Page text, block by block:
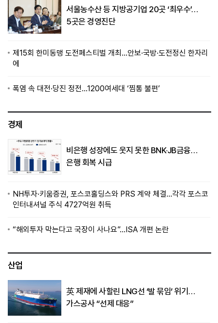
서울농수산 등 지방공기업 20곳 ‘최우수’…
5곳은 경영진단
제15회 한미동맹 도전페스티벌 개최…안보·국방·도전정신 한자리
에
폭염 속 대전·당진 정전…1200여세대 ‘찜통 불편’
경제
비은행 성장에도 웃지 못한 BNK·JB금융…
은행 회복 시급
NH투자·키움증권, 포스코홀딩스와 PRS 계약 체결…각각 포스코
인터내셔널 주식 4727억원 취득
“해외투자 막는다고 국장이 사나요”…ISA 개편 논란
산업
英 제재에 사할린 LNG선 ‘발 묶임’ 위기…
가스공사 “선제 대응”